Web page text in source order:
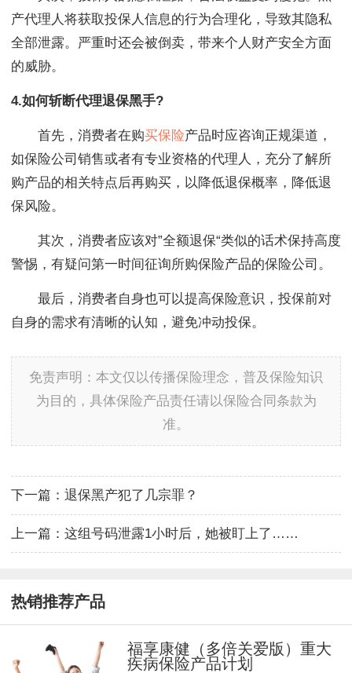
产代理人将获取投保人信息的行为合理化，导致其隐私
全部泄露。严重时还会被倒卖，带来个人财产安全方面
的威胁。
4.如何斩断代理退保黑手?
首先，消费者在购买保险产品时应咨询正规渠道，
如保险公司销售或者有专业资格的代理人，充分了解所
购产品的相关特点后再购买，以降低退保概率，降低退
保风险。
其次，消费者应该对”全额退保“类似的话术保持高度
警惕，有疑问第一时间征询所购保险产品的保险公司。
最后，消费者自身也可以提高保险意识，投保前对
自身的需求有清晰的认知，避免冲动投保。
免责声明：本文仅以传播保险理念，普及保险知识
为目的，具体保险产品责任请以保险合同条款为
准。
下一篇： 退保黑产犯了几宗罪？
上一篇： 这组号码泄露1小时后，她被盯上了……
热销推荐产品
福享康健（多倍关爱版）重大
疾病保险产品计划